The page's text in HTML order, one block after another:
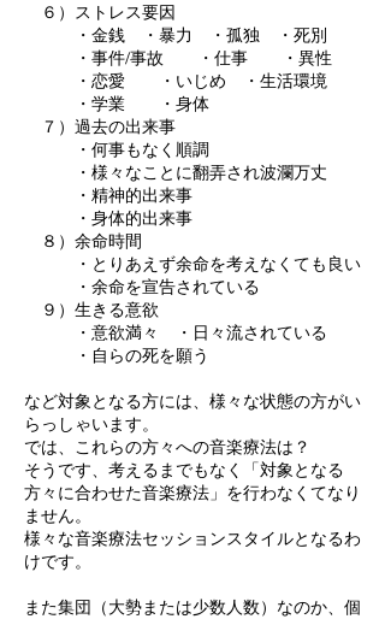
６）ストレス要因
・金銭 ・暴力 ・孤独 ・死別
・事件/事故 ・仕事 ・異性
・恋愛 ・いじめ ・生活環境
・学業 ・身体
７）過去の出来事
・何事もなく順調
・様々なことに翻弄され波瀾万丈
・精神的出来事
・身体的出来事
８）余命時間
・とりあえず余命を考えなくても良い
・余命を宣告されている
９）生きる意欲
・意欲満々 ・日々流されている
・自らの死を願う
など対象となる方には、様々な状態の方がい
らっしゃいます。
では、これらの方々への音楽療法は？
そうです、考えるまでもなく「対象となる
方々に合わせた音楽療法」を行わなくてなり
ません。
様々な音楽療法セッションスタイルとなるわ
けです。
また集団（大勢または少数人数）なのか、個